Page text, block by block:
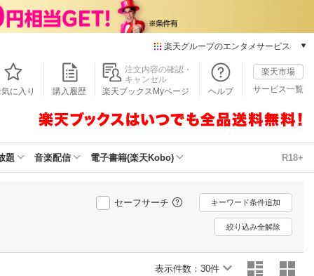
楽天グループのエンタメサービス
本/ゲーム/CD/DVD
楽天ブックス
楽天Kobo
動画配信
楽天TV
動画配信ガイド
無料テレビ
気に入り 購入履歴
注文内容の確認・
キャンセル
楽天ブックスMyページ
ヘルプ
楽天市場
サービス一覧
題 音楽配信 電子書籍(楽天Kobo) R18+
セーフサーチ キーワード条件追加
絞り込み全解除
表示件数： 30件